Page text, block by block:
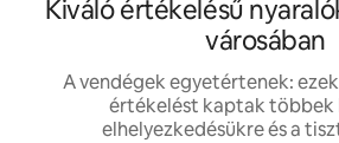
Kiváló értékelésű
városában
A vendégek egyetértenek:
értékelést kaptak
elhelyezkedésükre és a